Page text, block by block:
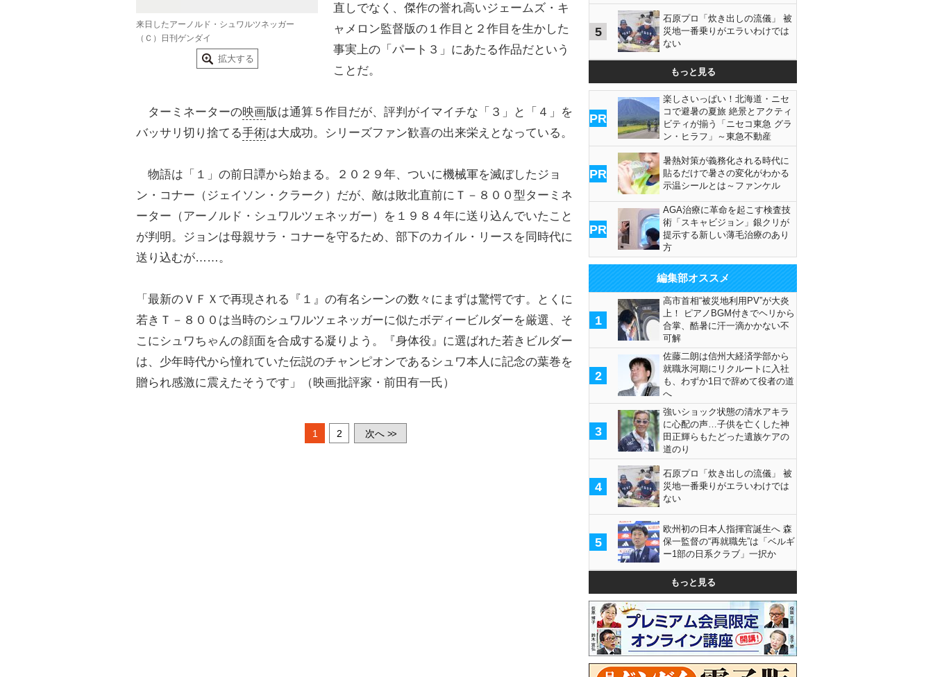
来日したアーノルド・シュワルツネッガー
（Ｃ）日刊ゲンダイ
拡大する
直しでなく、傑作の誉れ高いジェームズ・キ
ャメロン監督版の１作目と２作目を生かした
事実上の「パート３」にあたる作品だという
ことだ。
ターミネーターの映画版は通算５作目だが、評判がイマイチな「３」と「４」を
バッサリ切り捨てる手術は大成功。シリーズファン歓喜の出来栄えとなっている。
物語は「１」の前日譚から始まる。２０２９年、ついに機械軍を滅ぼしたジョ
ン・コナー（ジェイソン・クラーク）だが、敵は敗北直前にＴ－８００型ターミネ
ーター（アーノルド・シュワルツェネッガー）を１９８４年に送り込んでいたこと
が判明。ジョンは母親サラ・コナーを守るため、部下のカイル・リースを同時代に
送り込むが……。
「最新のＶＦＸで再現される『１』の有名シーンの数々にまずは驚愕です。とくに
若きＴ－８００は当時のシュワルツェネッガーに似たボディービルダーを厳選、そ
こにシュワちゃんの顔面を合成する凝りよう。『身体役』に選ばれた若きビルダー
は、少年時代から憧れていた伝説のチャンピオンであるシュワ本人に記念の葉巻を
贈られ感激に震えたそうです」（映画批評家・前田有一氏）
1 2 次へ >>
5
石原プロ「炊き出しの流儀」 被
災地一番乗りがエラいわけでは
ない
もっと見る
PR
楽しさいっぱい！北海道・ニセ
コで避暑の夏旅 絶景とアクティ
ビティが揃う「ニセコ東急 グラ
ン・ヒラフ」～東急不動産
PR
暑熱対策が義務化される時代に
貼るだけで暑さの変化がわかる
示温シールとは～ファンケル
PR
AGA治療に革命を起こす検査技
術「スキャビジョン」銀クリが
提示する新しい薄毛治療のあり
方
編集部オススメ
1
高市首相“被災地利用PV”が大炎
上！ ピアノBGM付きでヘリから
合掌、酷暑に汗一滴かかない不
可解
2
佐藤二朗は信州大経済学部から
就職氷河期にリクルートに入社
も、わずか1日で辞めて役者の道
へ
3
強いショック状態の清水アキラ
に心配の声…子供を亡くした神
田正輝らもたどった遺族ケアの
道のり
4
石原プロ「炊き出しの流儀」 被
災地一番乗りがエラいわけでは
ない
5
欧州初の日本人指揮官誕生へ 森
保一監督の“再就職先”は「ベルギ
ー1部の日系クラブ」一択か
もっと見る